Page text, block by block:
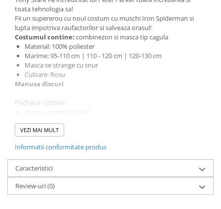
Mori cereale si furaje
ELECTRONICE
Baterii telefoane
Baterii si acumulatori
Stative
Casti audio telefoane
INSTRUMENTE MUZICALE
Accesorii chitara
Accesorii vioara-viola
Chitare clasice
CLARINET
toata tehnologia sa!
Fii un supererou cu noul costum cu muschi Iron Spiderman si
lupta impotriva raufactorilor si salveaza orasul!
Costumul contine: combinezon si masca tip cagula
Material: 100% poliester
Marime: 95-110 cm | 110 - 120 cm | 120-130 cm
Masca se strange cu snur
Culoare: Rosu
Manusa discuri
Pachetul contine:
lansator cu curea
discuri Spiderman
VEZI MAI MULT
Informatii conformitate produs
Caracteristici
Review-uri(0)